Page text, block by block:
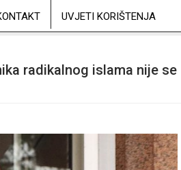
UVJETI KORIŠTENJA
radikalnog islama nije se